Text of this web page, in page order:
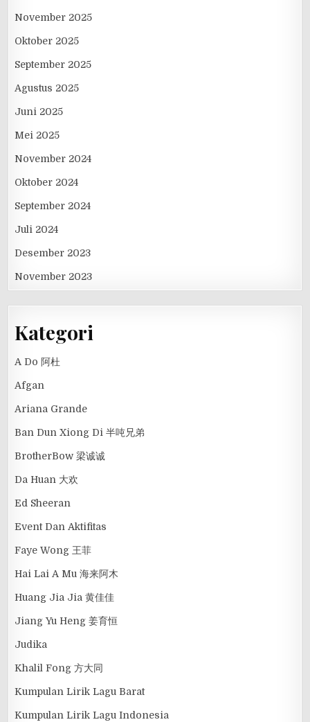
November 2025
Oktober 2025
September 2025
Agustus 2025
Juni 2025
Mei 2025
November 2024
Oktober 2024
September 2024
Juli 2024
Desember 2023
November 2023
Kategori
A Do 阿杜
Afgan
Ariana Grande
Ban Dun Xiong Di 半吨兄弟
BrotherBow 梁诚诚
Da Huan 大欢
Ed Sheeran
Event Dan Aktifitas
Faye Wong 王菲
Hai Lai A Mu 海来阿木
Huang Jia Jia 黄佳佳
Jiang Yu Heng 姜育恒
Judika
Khalil Fong 方大同
Kumpulan Lirik Lagu Barat
Kumpulan Lirik Lagu Indonesia